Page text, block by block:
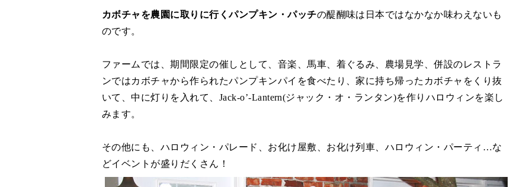
カボチャを農園に取りに行くパンプキン・パッチの醍醐味は日本ではなかなか味わえないも
のです。
ファームでは、期間限定の催しとして、音楽、馬車、着ぐるみ、農場見学、併設のレストラ
ンではカボチャから作られたパンプキンパイを食べたり、家に持ち帰ったカボチャをくり抜
いて、中に灯りを入れて、Jack-o’-Lantern(ジャック・オ・ランタン)を作りハロウィンを楽し
みます。
その他にも、ハロウィン・パレード、お化け屋敷、お化け列車、ハロウィン・パーティ…な
どイベントが盛りだくさん！